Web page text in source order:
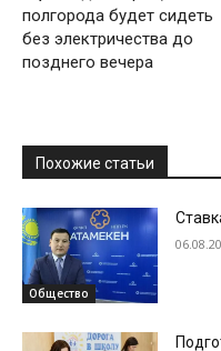
полгорода будет сидеть
без электричества до
позднего вечера
Похожие статьи
Общество